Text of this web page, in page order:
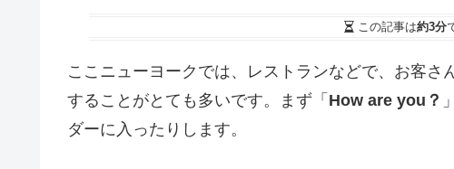
この記事は約3分
ここニューヨークでは、レストランなどで、お客
することがとても多いです。まず「 How are you？
ダーに入ったりします。